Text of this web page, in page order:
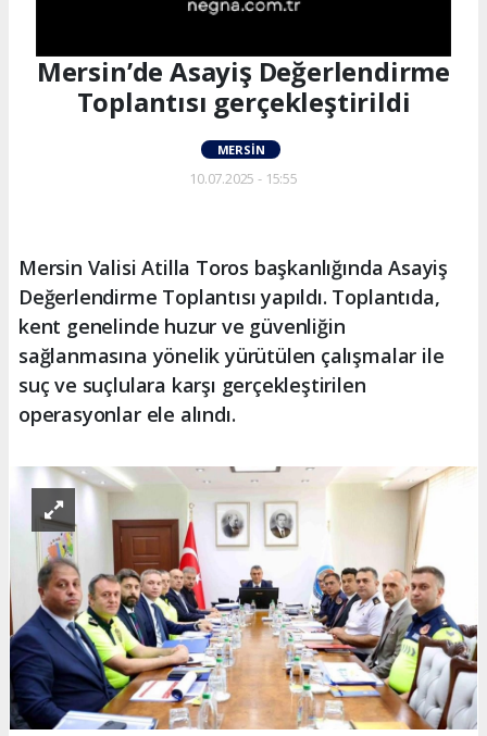
Mersin’de Asayiş Değerlendirme
Toplantısı gerçekleştirildi
MERSIN
10.07.2025 - 15:55
Mersin Valisi Atilla Toros başkanlığında Asayiş
Değerlendirme Toplantısı yapıldı. Toplantıda,
kent genelinde huzur ve güvenliğin
sağlanmasına yönelik yürütülen çalışmalar ile
suç ve suçlulara karşı gerçekleştirilen
operasyonlar ele alındı.